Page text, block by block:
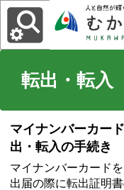
転出・転入
マイナンバーカー
出・転入の手続き
マイナンバーカード
出届の際に転出証明